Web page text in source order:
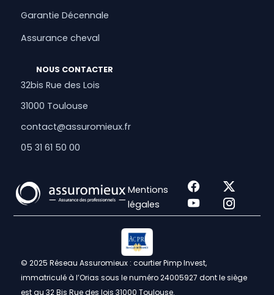
Garantie Décennale
Assurance cheval
NOUS CONTACTER
32bis Rue des Lois
31000 Toulouse
contact@assuromieux.fr
05 31 61 50 00
Mentions
légales
© 2025 Réseau Assuromieux : courtier Pimp Invest,
immatriculé à l’Orias sous le numéro 24005927 dont le siège
est au 32 Bis Rue des lois 31000 Toulouse.